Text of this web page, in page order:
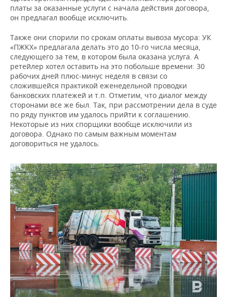
платы за оказанные услуги с начала действия договора,
он предлагал вообще исключить.
Также они спорили по срокам оплаты вывоза мусора: УК
«ПЖКХ» предлагала делать это до 10-го числа месяца,
следующего за тем, в котором была оказана услуга. А
ретейлер хотел оставить на это побольше времени: 30
рабочих дней плюс-минус неделя в связи со
сложившейся практикой еженедельной проводки
банковских платежей и т.п. Отметим, что диалог между
сторонами все же был. Так, при рассмотрении дела в суде
по ряду пунктов им удалось прийти к соглашению.
Некоторые из них спорщики вообще исключили из
договора. Однако по самым важным моментам
договориться не удалось.